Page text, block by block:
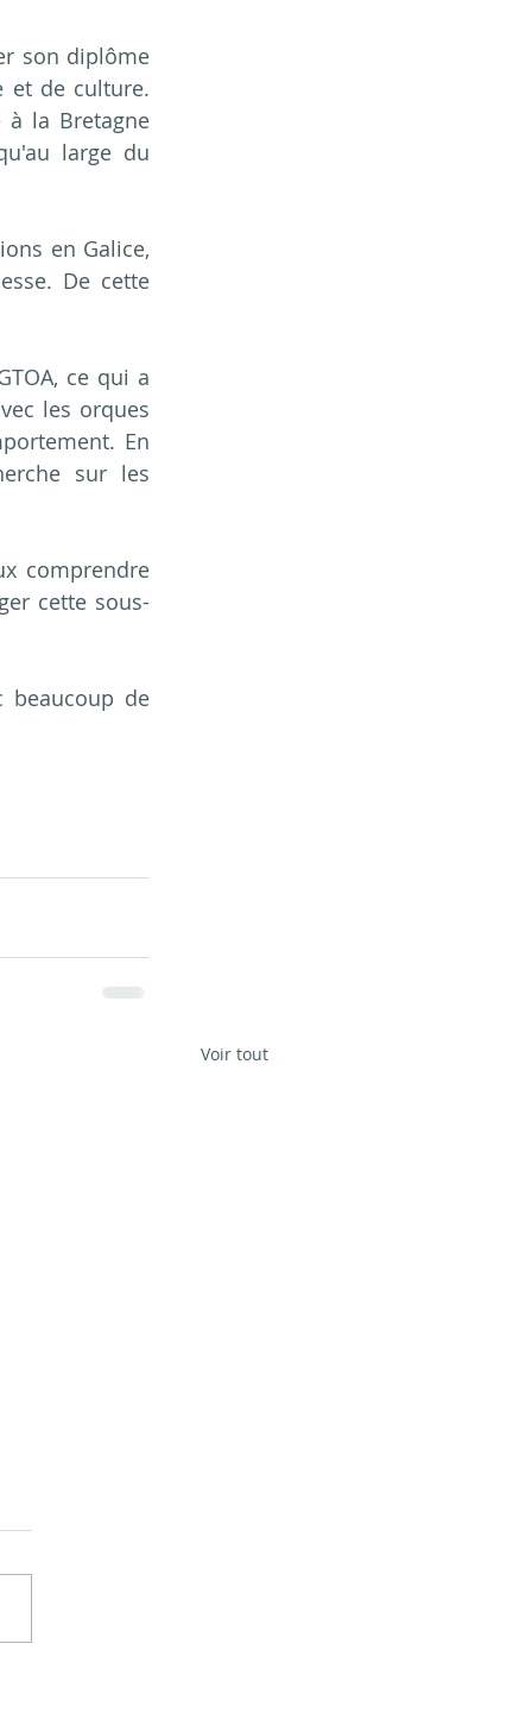
son diplôme
et de culture.
à la Bretagne
large du
en Galice,
De cette
ce qui a
les orques
En
sur les
comprendre
cette sous-
beaucoup de
Voir tout